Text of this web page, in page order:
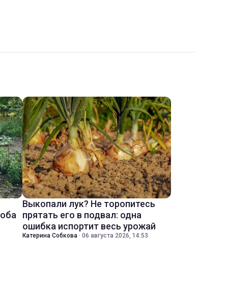
Выкопали лук? Не торопитесь
прятать его в подвал: одна
ошибка испортит весь урожай
Катерина Собкова · 06 августа 2026, 14:53